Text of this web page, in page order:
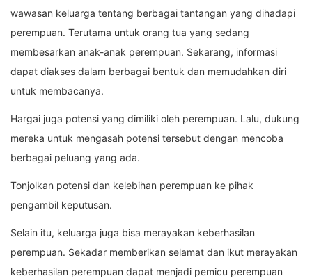
wawasan keluarga tentang berbagai tantangan yang dihadapi
perempuan. Terutama untuk orang tua yang sedang
membesarkan anak-anak perempuan. Sekarang, informasi
dapat diakses dalam berbagai bentuk dan memudahkan diri
untuk membacanya.
Hargai juga potensi yang dimiliki oleh perempuan. Lalu, dukung
mereka untuk mengasah potensi tersebut dengan mencoba
berbagai peluang yang ada.
Tonjolkan potensi dan kelebihan perempuan ke pihak
pengambil keputusan.
Selain itu, keluarga juga bisa merayakan keberhasilan
perempuan. Sekadar memberikan selamat dan ikut merayakan
keberhasilan perempuan dapat menjadi pemicu perempuan